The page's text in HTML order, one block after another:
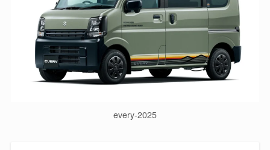
every-2025